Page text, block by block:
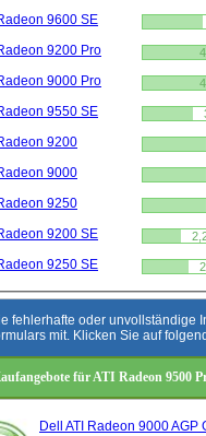
9600 SE
9200 Pro
9000 Pro
9550 SE
9200
9000
9250
9200 SE
9250 SE
fehlerhafte oder unvollständige
mit. Klicken Sie auf
für ATI Radeon 9500
Dell ATI Radeon 9000 AGP